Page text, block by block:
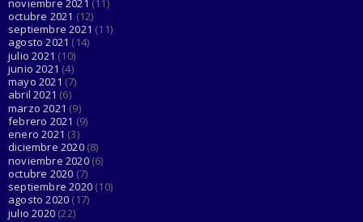
noviembre 2021 (11)
octubre 2021 (12)
septiembre 2021 (11)
agosto 2021 (14)
julio 2021 (10)
junio 2021 (4)
mayo 2021 (7)
abril 2021 (6)
marzo 2021 (9)
febrero 2021 (9)
enero 2021 (3)
diciembre 2020(8)
noviembre 2020(6)
octubre 2020 (7)
septiembre 2020 (10)
agosto 2020 (17)
julio 2020 (22)